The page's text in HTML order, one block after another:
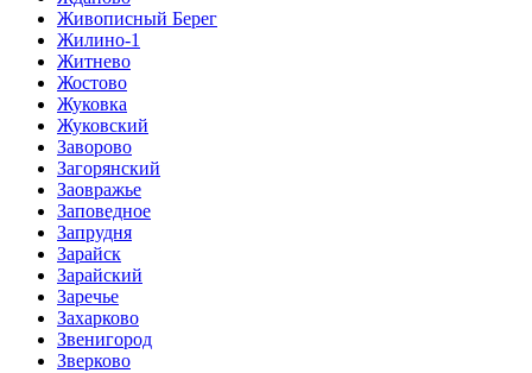
Живописный Берег
Жилино-1
Житнево
Жостово
Жуковка
Жуковский
Заворово
Загорянский
Заовражье
Заповедное
Запрудня
Зарайск
Зарайский
Заречье
Захарково
Звенигород
Зверково